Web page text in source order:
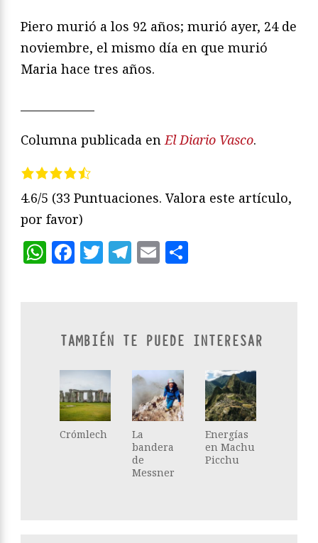
Piero murió a los 92 años; murió ayer, 24 de
noviembre, el mismo día en que murió
Maria hace tres años.
Columna publicada en El Diario Vasco.
4.6/5 (33 Puntuaciones. Valora este artículo,
por favor)
WhatsApp
Facebook
Twitter
Telegram
Email
TAMBIÉN TE PUEDE INTERESAR
Crómlech
La
bandera
de
Messner
Energías
en Machu
Picchu